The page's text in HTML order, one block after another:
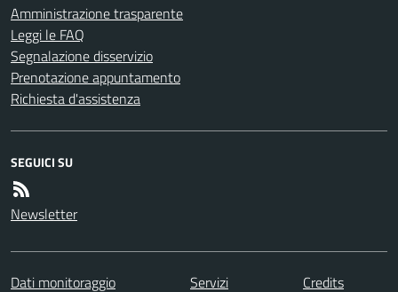
Amministrazione trasparente
Leggi le FAQ
Segnalazione disservizio
Prenotazione appuntamento
Richiesta d'assistenza
SEGUICI SU
Newsletter
Dati monitoraggio Servizi Credits